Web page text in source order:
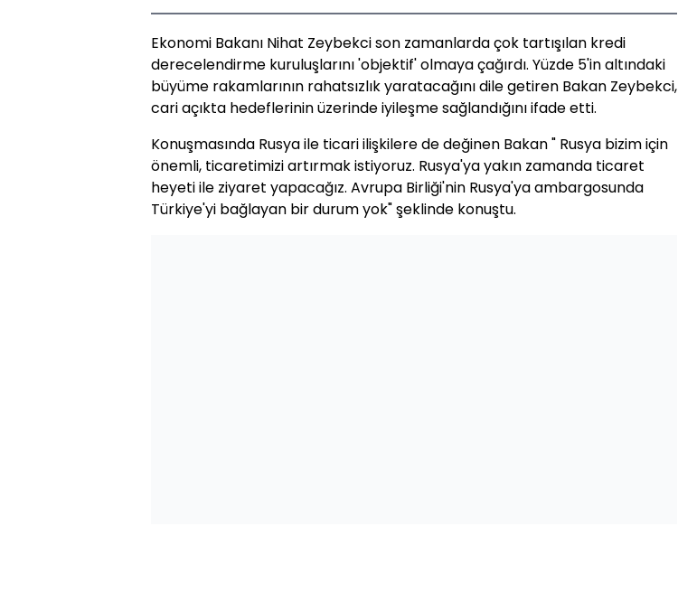
Ekonomi Bakanı Nihat Zeybekci son zamanlarda çok tartışılan kredi
derecelendirme kuruluşlarını 'objektif' olmaya çağırdı. Yüzde 5'in altındaki
büyüme rakamlarının rahatsızlık yaratacağını dile getiren Bakan Zeybekci,
cari açıkta hedeflerinin üzerinde iyileşme sağlandığını ifade etti.
Konuşmasında Rusya ile ticari ilişkilere de değinen Bakan " Rusya bizim için
önemli, ticaretimizi artırmak istiyoruz. Rusya'ya yakın zamanda ticaret
heyeti ile ziyaret yapacağız. Avrupa Birliği'nin Rusya'ya ambargosunda
Türkiye'yi bağlayan bir durum yok" şeklinde konuştu.